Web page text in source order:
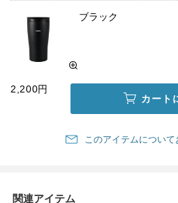
ブラック
2,200円
カート
このアイテムについ
関連アイテム